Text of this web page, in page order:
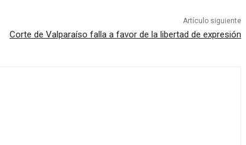
Artículo siguiente
Corte de Valparaíso falla a favor de la libertad de expresión